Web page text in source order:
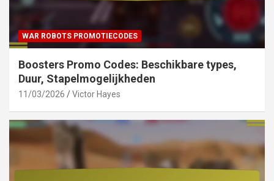
WAR ROBOTS PROMOTIECODES
Boosters Promo Codes: Beschikbare types,
Duur, Stapelmogelijkheden
11/03/2026 Victor Hayes